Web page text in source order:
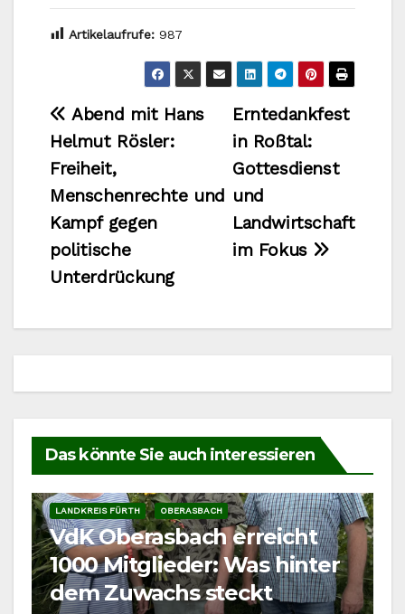
Artikelaufrufe: 987
Beitragsnavigation
Erntedankfest
in Roßtal:
Gottesdienst
und
Landwirtschaft
im Fokus
Abend mit Hans
Helmut Rösler:
Freiheit,
Menschenrechte und
Kampf gegen
politische
Unterdrückung
Das könnte Sie auch interessieren
LANDKREIS FÜRTH OBERASBACH
VdK Oberasbach erreicht
1000 Mitglieder: Was hinter
dem Zuwachs steckt